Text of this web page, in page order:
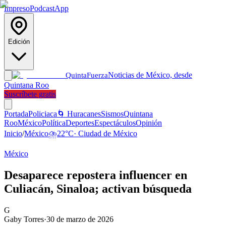
ImpresoPodcastApp
Edición
QuintaFuerzaNoticias de México, desde
Quintana Roo
Suscríbete gratis
PortadaPoliciaca 🌀 HuracanesSismosQuintana
RooMéxicoPolíticaDeportesEspectáculosOpinión
Inicio/México⛈️22°C· Ciudad de México
México
Desaparece repostera influencer en
Culiacán, Sinaloa; activan búsqueda
G
Gaby Torres·30 de marzo de 2026